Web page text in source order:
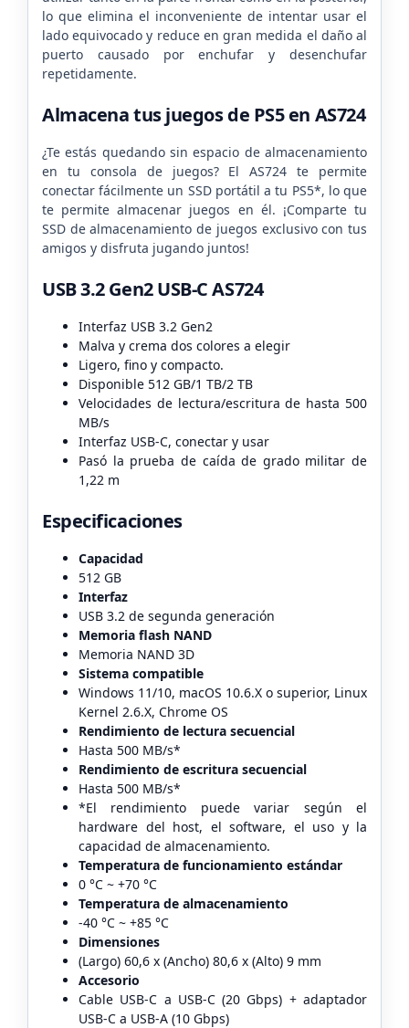
lo que elimina el inconveniente de intentar usar el
lado equivocado y reduce en gran medida el daño al
puerto causado por enchufar y desenchufar
repetidamente.
Almacena tus juegos de PS5 en AS724
¿Te estás quedando sin espacio de almacenamiento
en tu consola de juegos? El AS724 te permite
conectar fácilmente un SSD portátil a tu PS5*, lo que
te permite almacenar juegos en él. ¡Comparte tu
SSD de almacenamiento de juegos exclusivo con tus
amigos y disfruta jugando juntos!
USB 3.2 Gen2 USB-C AS724
Interfaz USB 3.2 Gen2
Malva y crema dos colores a elegir
Ligero, fino y compacto.
Disponible 512 GB/1 TB/2 TB
Velocidades de lectura/escritura de hasta 500
MB/s
Interfaz USB-C, conectar y usar
Pasó la prueba de caída de grado militar de
1,22 m
Especificaciones
Capacidad
512 GB
Interfaz
USB 3.2 de segunda generación
Memoria flash NAND
Memoria NAND 3D
Sistema compatible
Windows 11/10, macOS 10.6.X o superior, Linux
Kernel 2.6.X, Chrome OS
Rendimiento de lectura secuencial
Hasta 500 MB/s*
Rendimiento de escritura secuencial
Hasta 500 MB/s*
*El rendimiento puede variar según el
hardware del host, el software, el uso y la
capacidad de almacenamiento.
Temperatura de funcionamiento estándar
0 °C ~ +70 °C
Temperatura de almacenamiento
-40 °C ~ +85 °C
Dimensiones
(Largo) 60,6 x (Ancho) 80,6 x (Alto) 9 mm
Accesorio
Cable USB-C a USB-C (20 Gbps) + adaptador
USB-C a USB-A (10 Gbps)